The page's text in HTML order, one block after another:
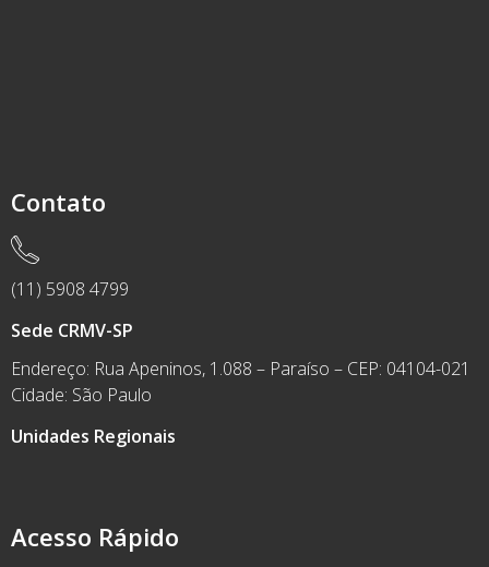
Acesso Rápido
Contato
(11) 5908 4799
Sede CRMV-SP
Endereço: Rua Apeninos, 1.088 – Paraíso – CEP: 04104-021
Cidade: São Paulo
Unidades Regionais